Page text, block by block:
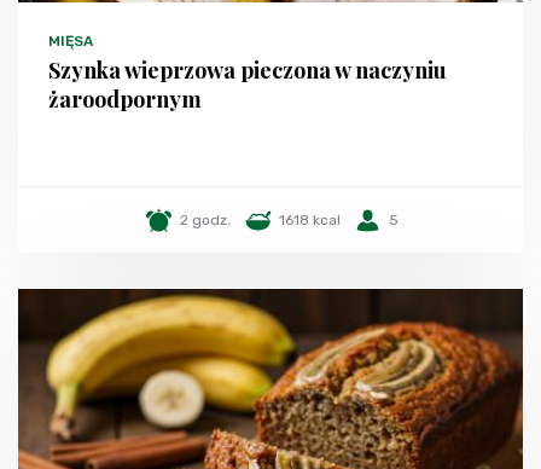
MIĘSA
Szynka wieprzowa pieczona w naczyniu
żaroodpornym
2 godz. 1618 kcal 5